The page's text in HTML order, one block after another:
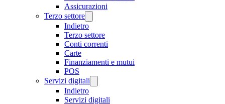
Assicurazioni
Terzo settore
Indietro
Terzo settore
Conti correnti
Carte
Finanziamenti e mutui
POS
Servizi digitali
Indietro
Servizi digitali